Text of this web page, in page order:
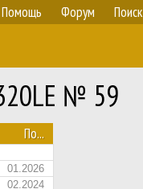
Помощь Форум Поиск
№ 59
По...
01.2026
02.2024